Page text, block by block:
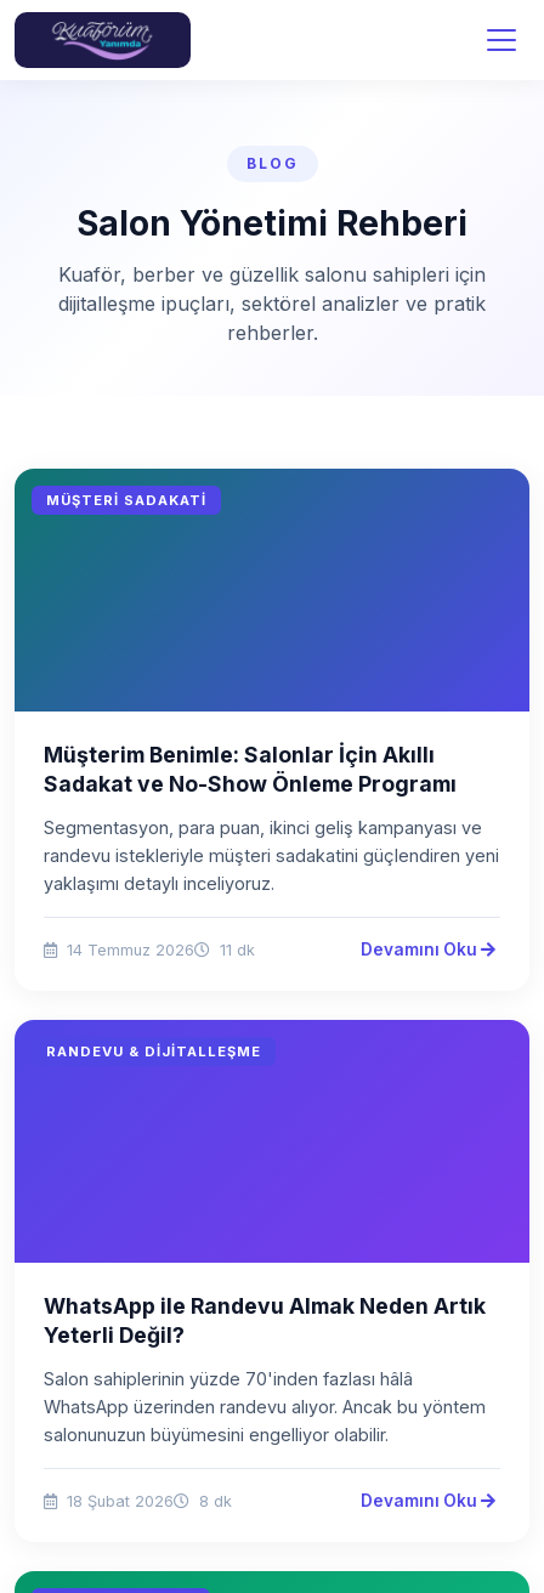
BLOG
Salon Yönetimi Rehberi
Kuaför, berber ve güzellik salonu sahipleri için
dijitalleşme ipuçları, sektörel analizler ve pratik
rehberler.
MÜŞTERI SADAKATI
Müşterim Benimle: Salonlar İçin Akıllı
Sadakat ve No-Show Önleme Programı
Segmentasyon, para puan, ikinci geliş kampanyası ve
randevu istekleriyle müşteri sadakatini güçlendiren yeni
yaklaşımı detaylı inceliyoruz.
14 Temmuz 2026 11 dk Devamını Oku
RANDEVU & DIJITALLEŞME
WhatsApp ile Randevu Almak Neden Artık
Yeterli Değil?
Salon sahiplerinin yüzde 70'inden fazlası hâlâ
WhatsApp üzerinden randevu alıyor. Ancak bu yöntem
salonunuzun büyümesini engelliyor olabilir.
18 Şubat 2026 8 dk Devamını Oku